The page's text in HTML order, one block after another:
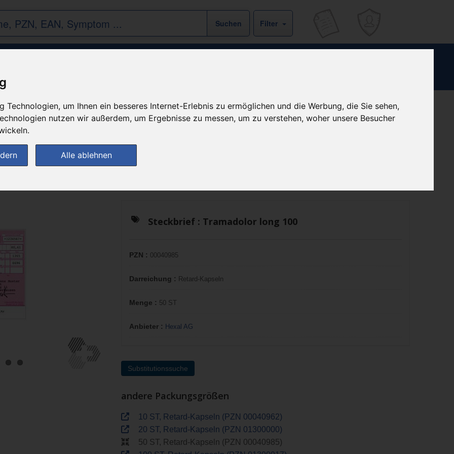
um Ihnen ein besseres Internet-Erlebnis zu ermöglichen und die Werbung, die Sie sehen,
nutzen wir außerdem, um Ergebnisse zu messen, um zu verstehen, woher unsere Besucher
Alle ablehnen
Filter
Kein Preis bekannt
Steckbrief : Tramadolor long 100
PZN : 00040985
Darreichung : Retard-Kapseln
Menge : 50 ST
Anbieter : Hexal AG
Substitutionssuche
andere Packungsgrößen
10 ST, Retard-Kapseln (PZN 00040962)
20 ST, Retard-Kapseln (PZN 01300000)
50 ST, Retard-Kapseln (PZN 00040985)